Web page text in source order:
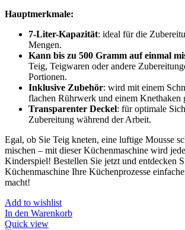
Hauptmerkmale:
7-Liter-Kapazität: ideal für die
Mengen.
Kann bis zu 500 Gramm auf einmal
Teig, Teigwaren oder andere
Portionen.
Inklusive Zubehör: wird mit einem
flachen Rührwerk und einem Knethaken
Transparenter Deckel: für optimale
Zubereitung während der Arbeit.
Egal, ob Sie Teig kneten, eine luftige Mousse
mischen – mit dieser Küchenmaschine wird
Kinderspiel! Bestellen Sie jetzt und entdecken
Küchenmaschine Ihre Küchenprozesse
macht!
Add to wishlist
In den Warenkorb
Quick view